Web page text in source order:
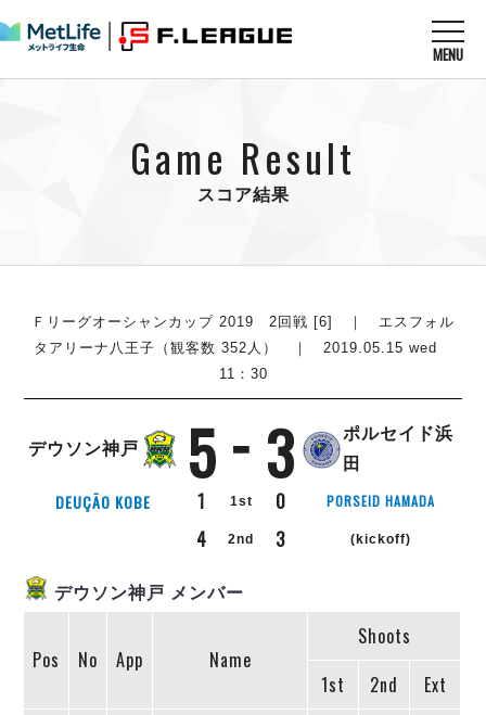
MENU
すべてのニュース
U-23選抜
チケット
メディア情報
試合を観る MATCHES
順位表
戦績表
警告・退場・出場停止選手
個人ランキング｜シュート
個人ランキング｜シュート成功率
個人ランキング｜第2PK
メットライフ生命Ｆ２リーグ
戦績表
バルドラール浦安
フウガドールすみだ
しながわシティ
立川アスレティックFC
ペスカドーラ町田
名古屋オーシャンズ
ボルクバレット北九州
チケットを買う TICKET
アリーナ情報
リーグ概要 ABOUT US
リーグ要項
Game Result
スコア結果
Ｆリーグオーシャンカップ 2019 2回戦 [6] ｜ エスフォル
タアリーナ八王子（観客数 352人） ｜ 2019.05.15 wed
11：30
デウソン神戸 5 3
ポルセイド浜
田
DEUÇÃO KOBE 1 1st 0 PORSEID HAMADA
4 2nd 3 (kickoff)
デウソン神戸 メンバー
Pos No App Name
Shoots
1st
2nd
Ext